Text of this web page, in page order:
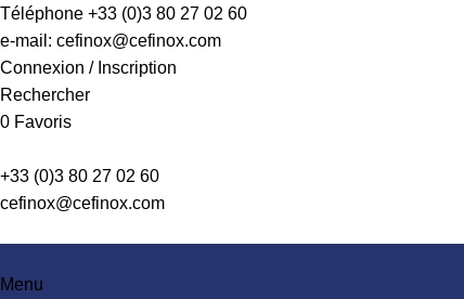
Téléphone +33 (0)3 80 27 02 60
e-mail: cefinox@cefinox.com
Connexion / Inscription
Rechercher
0 Favoris
+33 (0)3 80 27 02 60
cefinox@cefinox.com
Menu